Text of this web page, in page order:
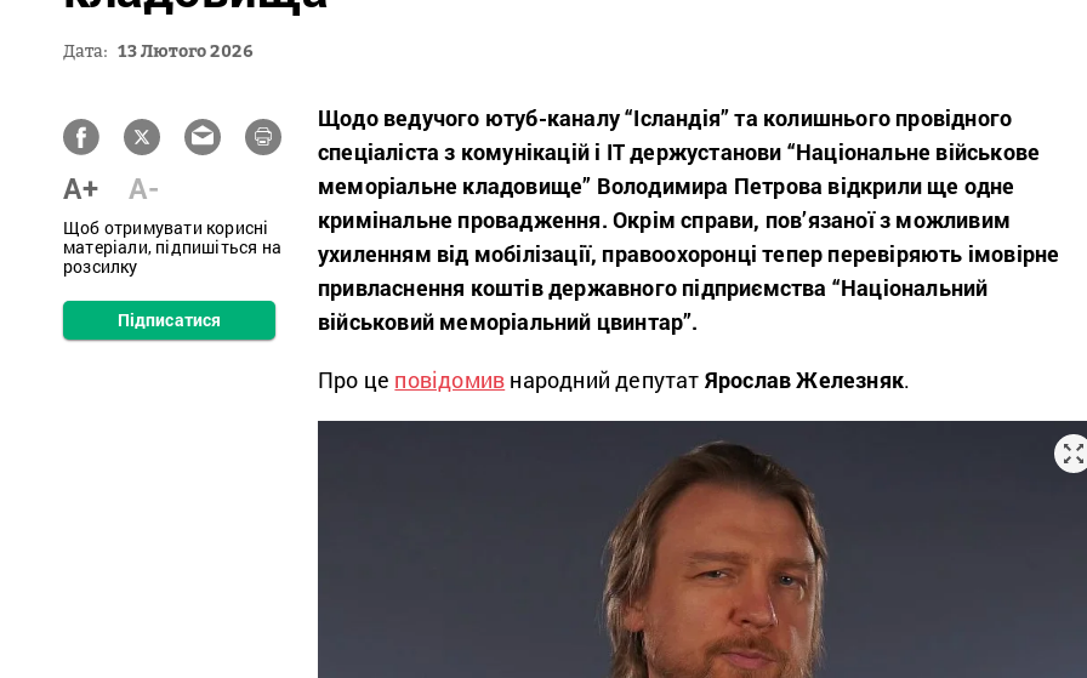
Дата: 13 Лютого 2026
A+ A-
Щоб отримувати корисні
матеріали, підпишіться на
розсилку
Підписатися
Щодо ведучого ютуб-каналу “Ісландія” та колишнього провідного
спеціаліста з комунікацій і ІТ держустанови “Національне військове
меморіальне кладовище” Володимира Петрова відкрили ще одне
кримінальне провадження. Окрім справи, пов’язаної з можливим
ухиленням від мобілізації, правоохоронці тепер перевіряють імовірне
привласнення коштів державного підприємства “Національний
військовий меморіальний цвинтар”.
Про це повідомив народний депутат Ярослав Железняк.